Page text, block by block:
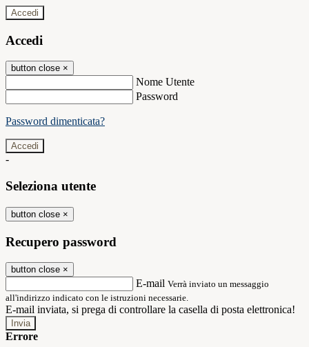
Accedi
Accedi
button close ×
Nome Utente
Password
Password dimenticata?
-
Seleziona utente
button close ×
Recupero password
button close ×
E-mail Verrà inviato un messaggio
all'indirizzo indicato con le istruzioni necessarie.
E-mail inviata, si prega di controllare la casella di posta elettronica!
Errore